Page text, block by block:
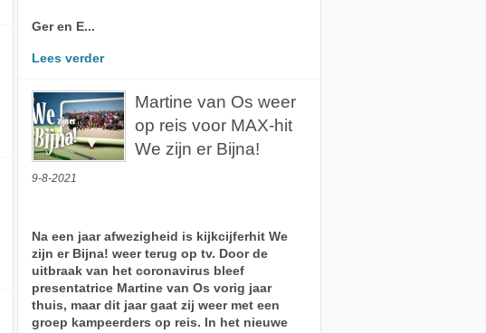
Ger en E...
Lees verder
Martine van Os weer
op reis voor MAX-hit
We zijn er Bijna!
9-8-2021
Na een jaar afwezigheid is kijkcijferhit We
zijn er Bijna! weer terug op tv. Door de
uitbraak van het coronavirus bleef
presentatrice Martine van Os vorig jaar
thuis, maar dit jaar gaat zij weer met een
groep kampeerders op reis. In het nieuwe